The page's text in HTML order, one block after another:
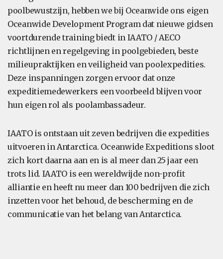
poolbewustzijn, hebben we bij Oceanwide ons eigen
Oceanwide Development Program dat nieuwe gidsen
voortdurende training biedt in IAATO / AECO
richtlijnen en regelgeving in poolgebieden, beste
milieupraktijken en veiligheid van poolexpedities.
Deze inspanningen zorgen ervoor dat onze
expeditiemedewerkers een voorbeeld blijven voor
hun eigen rol als poolambassadeur.
IAATO is ontstaan uit zeven bedrijven die expedities
uitvoeren in Antarctica. Oceanwide Expeditions sloot
zich kort daarna aan en is al meer dan 25 jaar een
trots lid. IAATO is een wereldwijde non-profit
alliantie en heeft nu meer dan 100 bedrijven die zich
inzetten voor het behoud, de bescherming en de
communicatie van het belang van Antarctica.